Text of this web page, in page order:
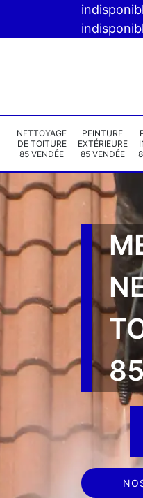
NETTOYAGE
DE TOITURE
85 VENDÉE
PEINTURE
EXTÉRIEURE
85 VENDÉE